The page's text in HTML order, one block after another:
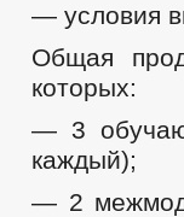
— условия
Общая
которых:
— 3
каждый);
— 2